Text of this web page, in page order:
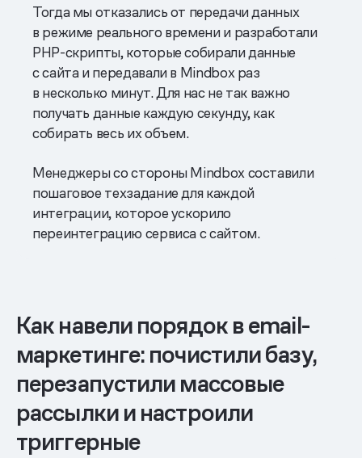
Тогда мы отказались от передачи данных
в режиме реального времени и разработали
PHP-скрипты, которые собирали данные
с сайта и передавали в Mindbox раз
в несколько минут. Для нас не так важно
получать данные каждую секунду, как
собирать весь их объем.
Менеджеры со стороны Mindbox составили
пошаговое техзадание для каждой
интеграции, которое ускорило
переинтеграцию сервиса с сайтом.
Как навели порядок в email-
маркетинге: почистили базу,
перезапустили массовые
рассылки и настроили
триггерные